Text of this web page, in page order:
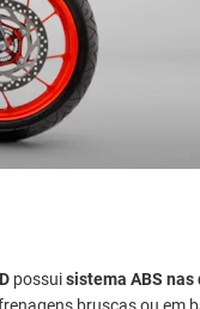
possuisistema ABS nas